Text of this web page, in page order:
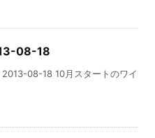
08-18
08-18 10月スタートのワイ